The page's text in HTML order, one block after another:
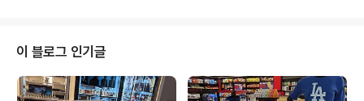
했어요. 이럴 때 꿀팁드릴게요. 주차는 카트를 차 앞에 대고
물건을 싣는 차를 찾으셔서 그 앞에 잠깐 대기하시면 되고
요, 카트는 역시 물건 싣는 차를 하나 더 찾으셔서 카트 가
져가도 되는지 물어보시면 됩니다. 어차피 그분들도 나가
이 블로그 인기글